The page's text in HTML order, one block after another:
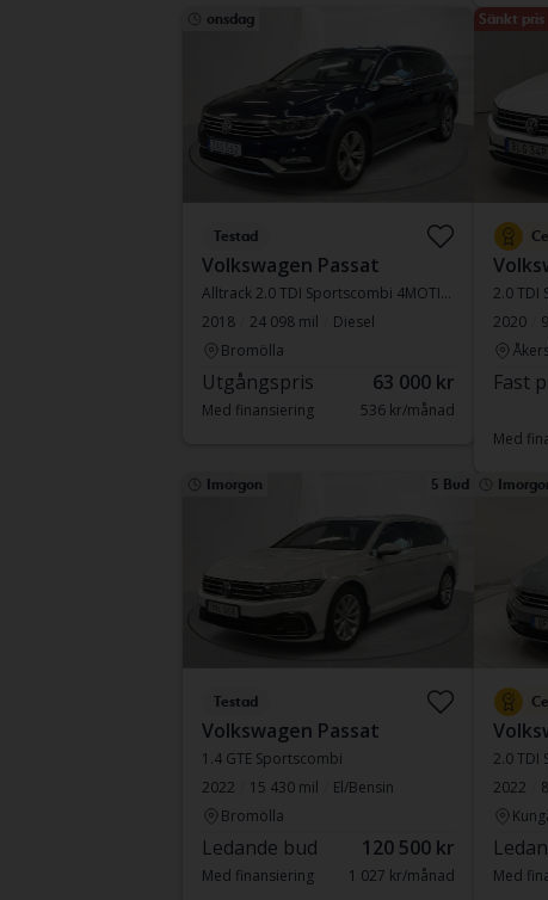
onsdag
Testad
Volkswagen Passat
Alltrack 2.0 TDI Sportscombi 4MOTION
2018
24 098 mil
Diesel
Bromölla
Utgångspris 63 000 kr
Med finansiering 536 kr/månad
Sänkt pris
2.0 TDI
2020
Fast
Med
Imorgon 5 Bud
Testad
Volkswagen Passat
1.4 GTE Sportscombi
2022
15 430 mil
El/Bensin
Bromölla
Ledande bud 120 500 kr
Med finansiering 1 027 kr/månad
2.0 TDI
2022
Med